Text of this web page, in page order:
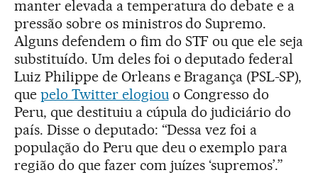
manter elevada a temperatura do debate e a
pressão sobre os ministros do Supremo.
Alguns defendem o fim do STF ou que ele seja
substituído. Um deles foi o deputado federal
Luiz Philippe de Orleans e Bragança (PSL-SP),
que pelo Twitter elogiouo Congresso do
Peru, que destituiu a cúpula do judiciário do
país. Disse o deputado: “Dessa vez foi a
população do Peru que deu o exemplo para
região do que fazer com juízes ‘supremos’.”